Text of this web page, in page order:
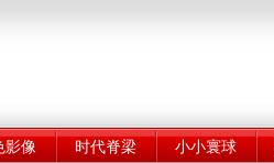
影像 时代脊梁 小小寰球